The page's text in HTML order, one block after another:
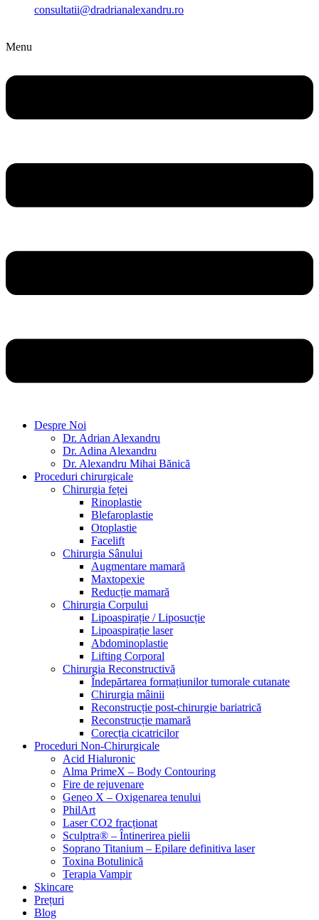
consultatii@dradrianalexandru.ro
Menu
Despre Noi
Dr. Adrian Alexandru
Dr. Adina Alexandru
Dr. Alexandru Mihai Bănică
Proceduri chirurgicale
Chirurgia feței
Rinoplastie
Blefaroplastie
Otoplastie
Facelift
Chirurgia Sânului
Augmentare mamară
Maxtopexie
Reducție mamară
Chirurgia Corpului
Lipoaspirație / Liposucție
Lipoaspirație laser
Abdominoplastie
Lifting Corporal
Chirurgia Reconstructivă
Îndepărtarea formațiunilor tumorale cutanate
Chirurgia mâinii
Reconstrucție post-chirurgie bariatrică
Reconstrucție mamară
Corecția cicatricilor
Proceduri Non-Chirurgicale
Acid Hialuronic
Alma PrimeX – Body Contouring
Fire de rejuvenare
Geneo X – Oxigenarea tenului
PhilArt
Laser CO2 fracționat
Sculptra® – Întinerirea pielii
Soprano Titanium – Epilare definitiva laser
Toxina Botulinică
Terapia Vampir
Skincare
Prețuri
Blog